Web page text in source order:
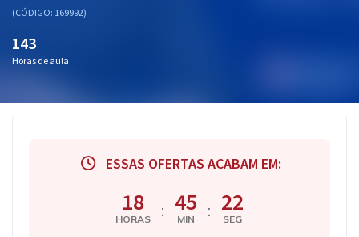
Atendimento
(CÓDIGO: 169992)
143
Horas de aula
ESSAS OFERTAS ACABAM EM:
18
HORAS : 45
MIN : 21
SEG